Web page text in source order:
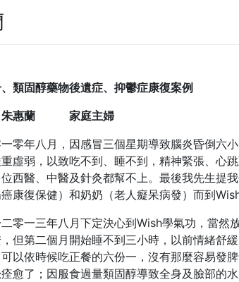
類固醇藥物後遺症、抑鬱症康復案例
朱惠蘭
家庭主婦
零年八月，因感冒三個星期導致腦炎昏倒六
虛弱，以致吃不到、睡不到，精神緊張、心
西醫、中醫及針灸都幫不上。最後我先生提
康復保健）和奶奶（老人癡呆病發）而到
零一三年八月下定決心到Wish學氣功，當然
但第二個月開始睡不到三小時，以前情緒舒
以依時候吃正餐的六份一，沒有那麼容易發
愈了；因服食過量類固醇導致全身及臉部的